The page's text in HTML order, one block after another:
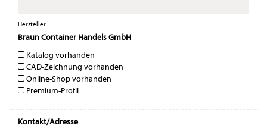
Hersteller
Braun Container Handels GmbH
Katalog vorhanden
CAD-Zeichnung vorhanden
Online-Shop vorhanden
Premium-Profil
Kontakt/Adresse